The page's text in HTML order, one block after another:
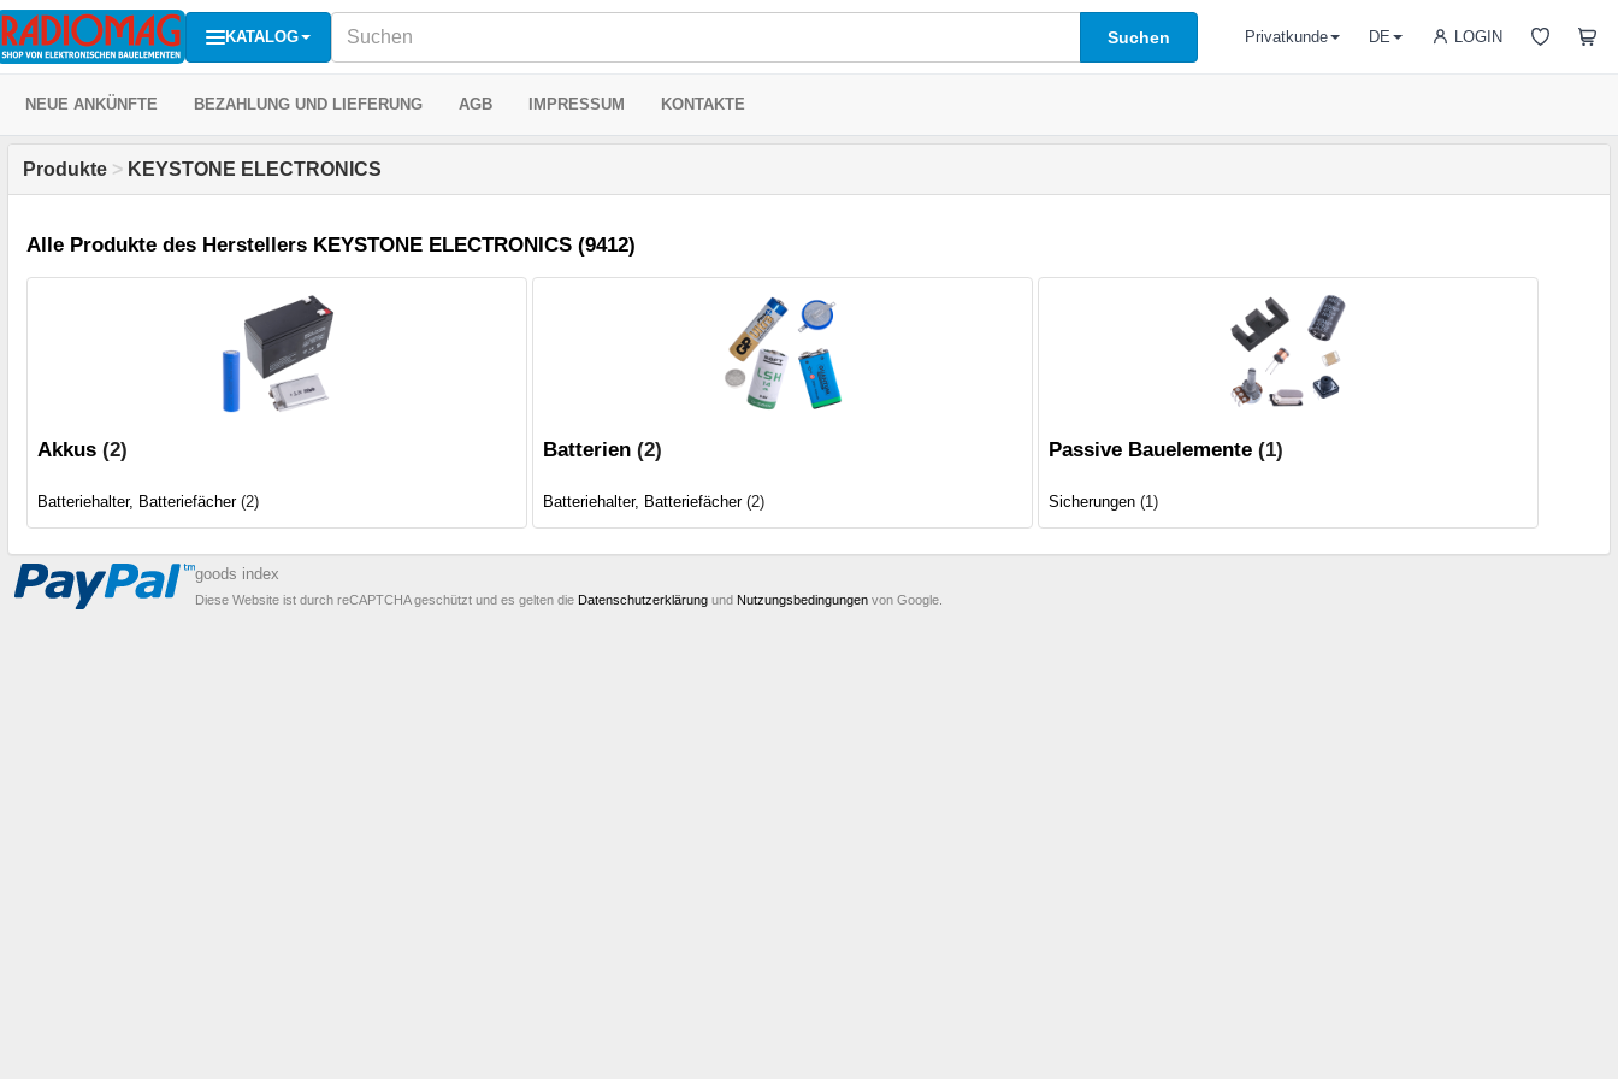
KATALOG Suchen LOGIN
Privatkunde DE
NEUE ANKÜNFTE BEZAHLUNG UND LIEFERUNG AGB IMPRESSUM KONTAKTE
Produkte > KEYSTONE ELECTRONICS
Alle Produkte des Herstellers KEYSTONE ELECTRONICS (9412)
Akkus (2)
Batteriehalter, Batteriefächer(2)
Batterien (2)
Batteriehalter, Batteriefächer(2)
Passive Bauelemente (1)
Sicherungen (1)
goods index
Diese Website ist durch reCAPTCHA geschützt und es gelten die Datenschutzerklärung und Nutzungsbedingungen von Google.